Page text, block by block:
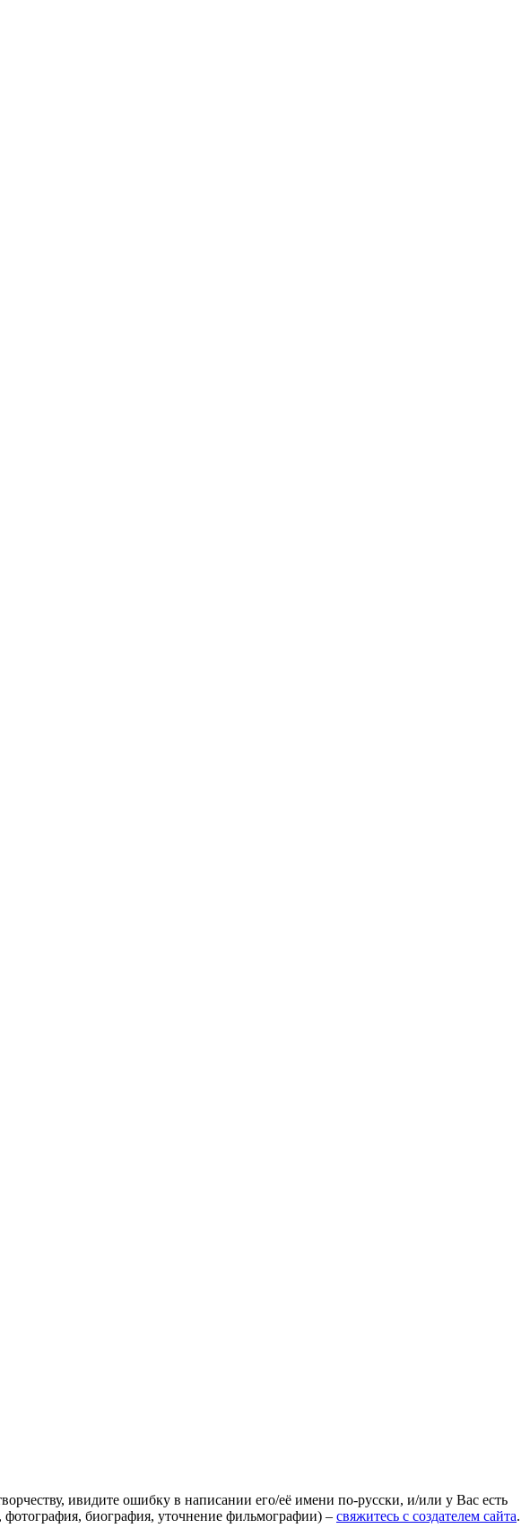
ивидите ошибку в написании его/её имени по-русски, и/или у Вас есть
биография, уточнение фильмографии) – свяжитесь с создателем сайта.